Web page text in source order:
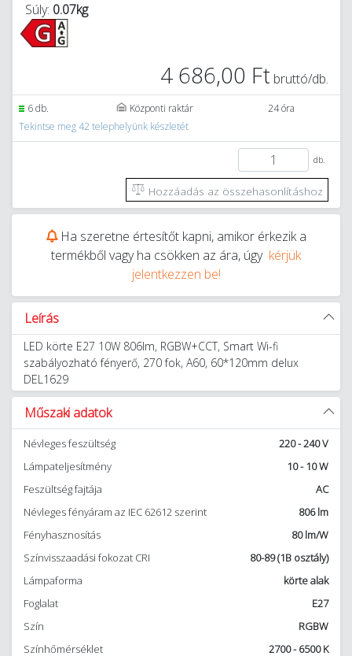
Súly: 0.07kg
4 686,00 Ft bruttó/db.
6 db. Központi raktár
24 óra
Tekintse meg 42 telephelyünk készletét
db.
Hozzáadás az összehasonlításhoz
Ha szeretne értesítőt kapni, amikor érkezik a
termékből vagy ha csökken az ára, úgy kérjük
jelentkezzen be!
Leírás
LED körte E27 10W 806lm, RGBW+CCT, Smart Wi-fi
szabályozható fényerő, 270 fok, A60, 60*120mm delux
DEL1629
Műszaki adatok
Névleges feszültség
220 - 240 V
Lámpateljesítmény
10 - 10 W
Feszültség fajtája
AC
Névleges fényáram az IEC 62612 szerint
806 lm
Fényhasznosítás
80 lm/W
Színvisszaadási fokozat CRI
80-89 (1B osztály)
Lámpaforma
körte alak
Foglalat
E27
Szín
RGBW
Színhőmérséklet
2700 - 6500 K